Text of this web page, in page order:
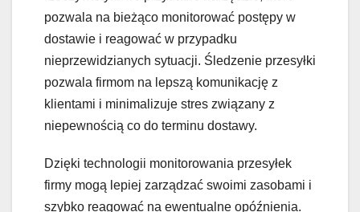
pozwala na bieżąco monitorować postępy w
dostawie i reagować w przypadku
nieprzewidzianych sytuacji. Śledzenie przesyłki
pozwala firmom na lepszą komunikację z
klientami i minimalizuje stres związany z
niepewnością co do terminu dostawy.
Dzięki technologii monitorowania przesyłek
firmy mogą lepiej zarządzać swoimi zasobami i
szybko reagować na ewentualne opóźnienia.